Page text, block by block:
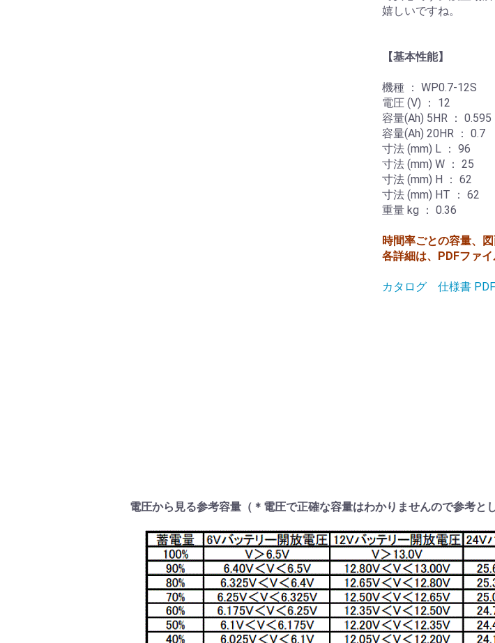
嬉しいですね。
【基本性能】
機種 ： WP0.7-12S
電圧 (V) ： 12
容量(Ah) 5HR ： 0.595
容量(Ah) 20HR ： 0.7
寸法 (mm) L ： 96
寸法 (mm) W ： 25
寸法 (mm) H ： 62
寸法 (mm) HT ： 62
重量 kg ： 0.36
時間率ごとの容量、
各詳細は、PDFファ
カタログ 仕様書 PDF
電圧から見る参考容量（＊電圧で正確な容量はわかりませんので参考と